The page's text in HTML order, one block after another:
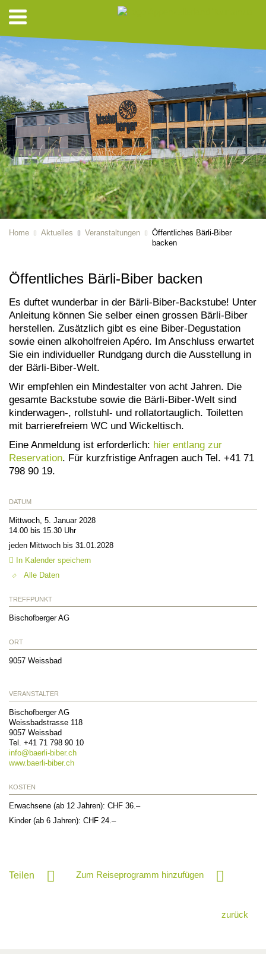
Home Aktuelles Veranstaltungen
Öffentliches Bärli-Biber
backen
Öffentliches Bärli-Biber backen
Es duftet wunderbar in der Bärli-Biber-Backstube! Unter
Anleitung können Sie selber einen grossen Bärli-Biber
herstellen. Zusätzlich gibt es eine Biber-Degustation
sowie einen alkoholfreien Apéro. Im Anschluss erwartet
Sie ein individueller Rundgang durch die Ausstellung in
der Bärli-Biber-Welt.
Wir empfehlen ein Mindestalter von acht Jahren. Die
gesamte Backstube sowie die Bärli-Biber-Welt sind
kinderwagen-, rollstuhl- und rollatortauglich. Toiletten
mit barrierefreiem WC und Wickeltisch.
Eine Anmeldung ist erforderlich: hier entlang zur
Reservation . Für kurzfristige Anfragen auch Tel. +41 71
798 90 19.
DATUM
Mittwoch, 5. Januar 2028
14.00 bis 15.30 Uhr
jeden Mittwoch bis 31.01.2028
In Kalender speichern
Alle Daten
TREFFPUNKT
Bischofberger AG
ORT
9057 Weissbad
VERANSTALTER
Bischofberger AG
Weissbadstrasse 118
9057 Weissbad
Tel. +41 71 798 90 10
info@ baerli-biber.ch
www.baerli-biber.ch
KOSTEN
Erwachsene (ab 12 Jahren): CHF 36.–
Kinder (ab 6 Jahren): CHF 24.–
Teilen Zum Reiseprogramm hinzufügen
zurück